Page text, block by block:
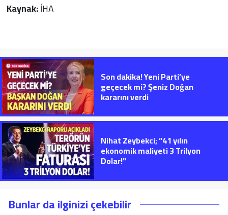
Kaynak:İHA
Son dakika! Yeni Parti’ye
geçecek mi? Şeniz Doğan
kararını verdi
Nihat Zeybekci; “41 yılın
ekonomik maliyeti 3 Trilyon
Dolar!”
Bunlar da ilginizi çekebilir